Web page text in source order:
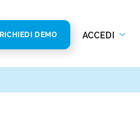
RICHIEDI DEMO ACCEDI